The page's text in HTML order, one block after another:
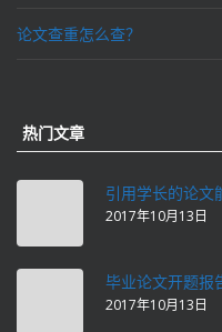
论文查重怎么查？
热门文章
引用学长的论文
2017年10月13日
毕业论文开题报
2017年10月13日